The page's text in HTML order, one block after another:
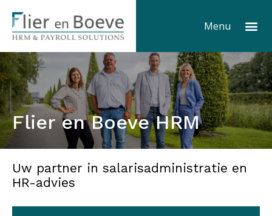
naar
inhoud
Menu
Flier en Boeve HRM
Uw partner in salarisadministratie en
HR-advies